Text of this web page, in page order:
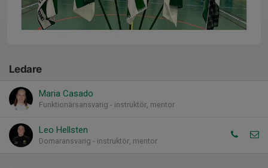
Ledare
Maria Casado
Funktionärsansvarig - instruktör, mentor
Leo Hellsten
Domaransvarig - instruktör, mentor